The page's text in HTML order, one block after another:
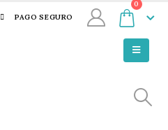
PAGO SEGURO
0